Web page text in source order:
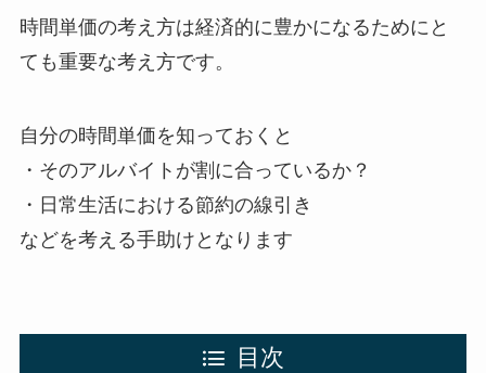
時間単価の考え方は経済的に豊かになるためにと
ても重要な考え方です。
自分の時間単価を知っておくと
・そのアルバイトが割に合っているか？
・日常生活における節約の線引き
などを考える手助けとなります
目次